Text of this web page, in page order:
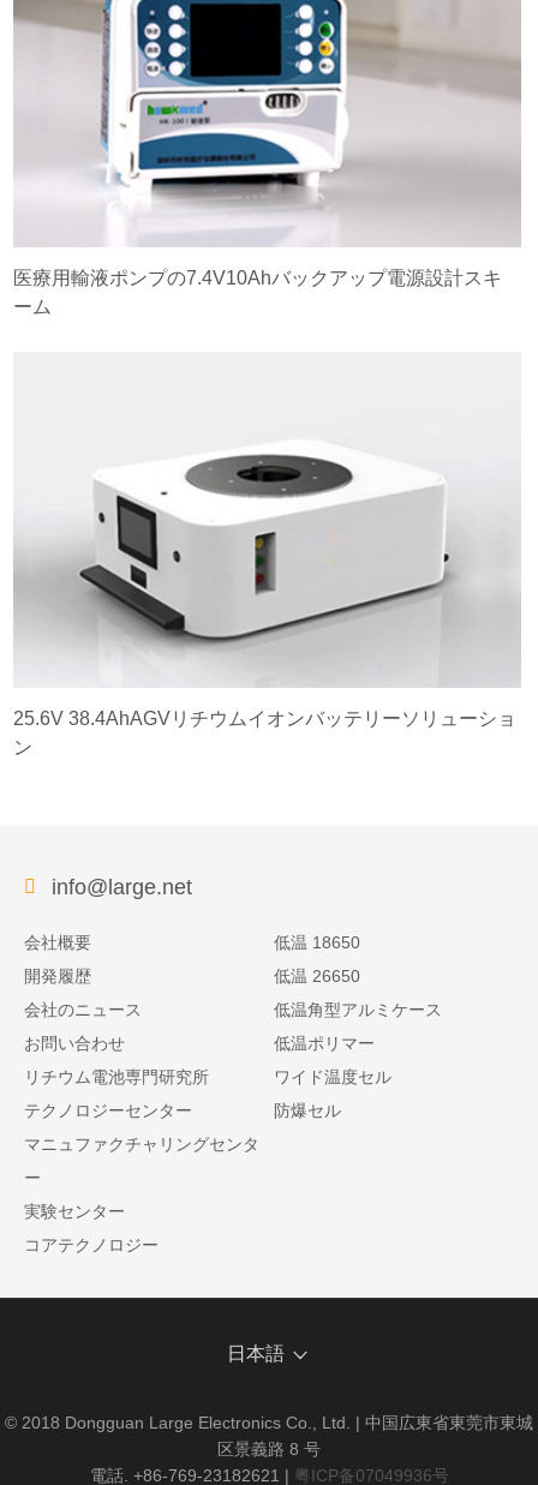
医療用輸液ポンプの7.4V10Ahバックアップ電源設計スキ
ーム
25.6V 38.4AhAGVリチウムイオンバッテリーソリューショ
ン
info@large.net
会社概要
開発履歴
会社のニュース
お問い合わせ
リチウム電池専門研究所
テクノロジーセンター
マニュファクチャリングセンタ
ー
実験センター
コアテクノロジー
低温 18650
低温 26650
低温角型アルミケース
低温ポリマー
ワイド温度セル
防爆セル
日本語
© 2018 Dongguan Large Electronics Co., Ltd. | 中国広東省東莞市東城
区景義路 8 号
電話. +86-769-23182621 | 粤ICP备07049936号